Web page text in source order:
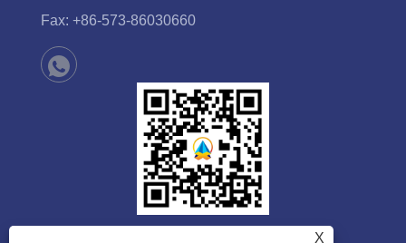
Fax: +86-573-86030660
X